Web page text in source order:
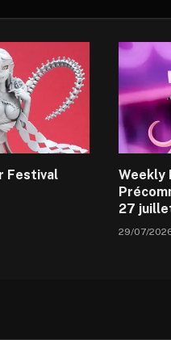
Festival
Weekly
27
29/07/